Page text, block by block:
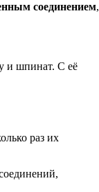
соединением,
и шпинат. С её
раз их